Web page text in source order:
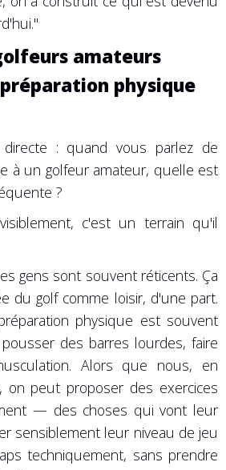
amateurs
physique
: quand vous parlez de
à un golfeur amateur, quelle est
?
c'est un terrain qu'il
gens sont souvent réticents. Ça
du golf comme loisir, d'une part.
physique est souvent
des barres lourdes, faire
Alors que nous, en
on peut proposer des exercices
— des choses qui vont leur
sensiblement leur niveau de jeu
techniquement, sans prendre